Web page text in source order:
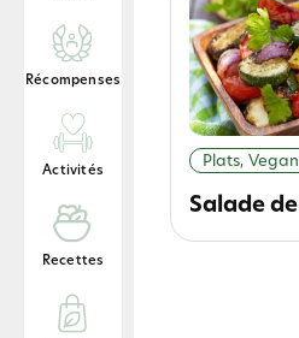
Récompenses
Activités
Recettes
Plats, Vegan